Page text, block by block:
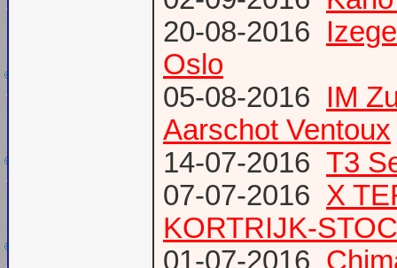
20-08-2016
Oslo
05-08-2016 IM
Aarschot Ventoux
14-07-2016 T3
07-07-2016 X
KORTRIJK-
01-07-2016